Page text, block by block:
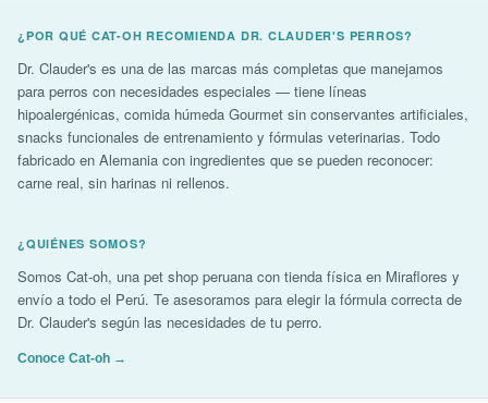
¿POR QUÉ CAT-OH RECOMIENDA DR. CLAUDER'S PERROS?
Dr. Clauder's es una de las marcas más completas que manejamos
para perros con necesidades especiales — tiene líneas
hipoalergénicas, comida húmeda Gourmet sin conservantes artificiales,
snacks funcionales de entrenamiento y fórmulas veterinarias. Todo
fabricado en Alemania con ingredientes que se pueden reconocer:
carne real, sin harinas ni rellenos.
¿QUIÉNES SOMOS?
Somos Cat-oh, una pet shop peruana con tienda física en Miraflores y
envío a todo el Perú. Te asesoramos para elegir la fórmula correcta de
Dr. Clauder's según las necesidades de tu perro.
Conoce Cat-oh →